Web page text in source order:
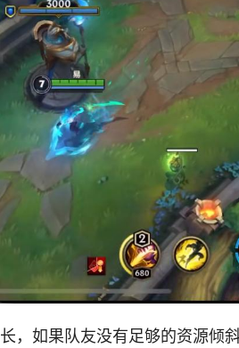
，如果队友没有足够的资源倾